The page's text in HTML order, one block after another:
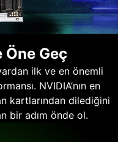
Geç
ilk ve en önemli
NVIDIA’nın en
kartlarından dilediğini
bir adım önde ol.